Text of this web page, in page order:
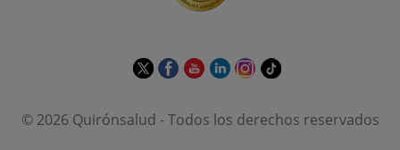
Este
abrirá
Este
abrirá
Este
abrirá
Este
abrirá
Este
abrirá
Enlace
aplicación
© 2026 Quirónsalud - Todos los derechos reservados